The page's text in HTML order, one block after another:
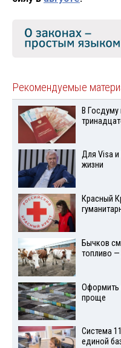
Рекомендуемые
В
Для Visа
жизни
Красный
Бычков
топливо —
Оформить
проще
Система
единой